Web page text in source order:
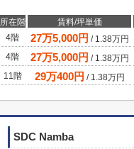
所在階 賃料/坪単価
4階
27万5,000円 / 1.38万円
4階
27万5,000円 / 1.38万円
11階
29万400円 / 1.38万円
SDC Namba